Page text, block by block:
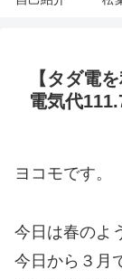
【タダ電
電気代
ヨコモです。
今日は春のよ
今日から３月